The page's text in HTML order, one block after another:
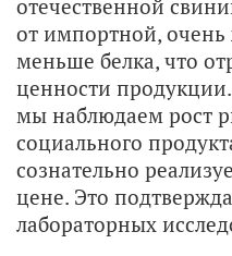
отечественной
от импортной,
меньше белка, что
ценности продукции.
мы наблюдаем рост
социального
сознательно
цене. Это
лабораторных